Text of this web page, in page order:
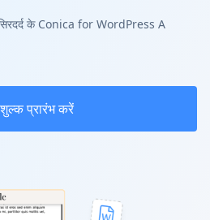
सिरदर्द के Conica for WordPress A
प्रारंभ करें